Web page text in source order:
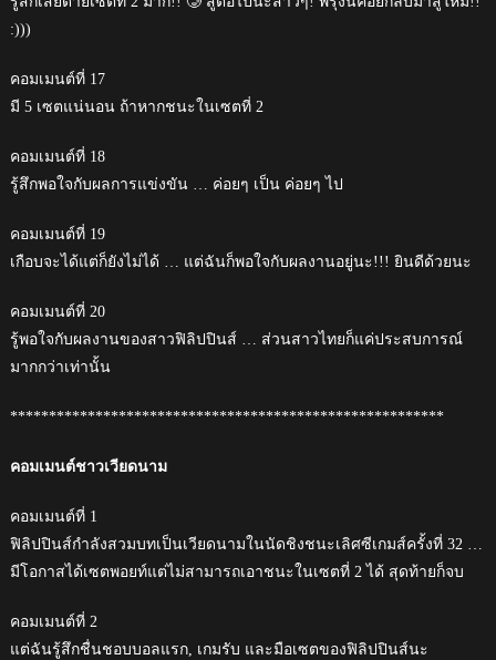
:)))
คอมเมนต์ที่ 17
มี 5 เซตแน่นอน ถ้าหากชนะในเซตที่ 2
คอมเมนต์ที่ 18
รู้สึกพอใจกับผลการแข่งขัน … ค่อยๆ เป็น ค่อยๆ ไป
คอมเมนต์ที่ 19
เกือบจะได้แต่ก็ยังไม่ได้ … แต่ฉันก็พอใจกับผลงานอยู่นะ!!! ยินดีด้วยนะ
คอมเมนต์ที่ 20
รู้พอใจกับผลงานของสาวฟิลิปปินส์ … ส่วนสาวไทยก็แค่ประสบการณ์
มากกว่าเท่านั้น
********************************************************
คอมเมนต์ชาวเวียดนาม
คอมเมนต์ที่ 1
ฟิลิปปินส์กำลังสวมบทเป็นเวียดนามในนัดชิงชนะเลิศซีเกมส์ครั้งที่ 32 …
มีโอกาสได้เซตพอยท์แต่ไม่สามารถเอาชนะในเซตที่ 2 ได้ สุดท้ายก็จบ
คอมเมนต์ที่ 2
แต่ฉันรู้สึกชื่นชอบบอลแรก, เกมรับ และมือเซตของฟิลิปปินส์นะ